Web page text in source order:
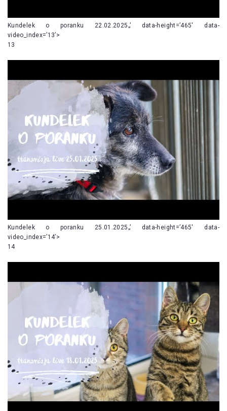
Kundelek o poranku 22.02.2025„’ data-height=’465′ data-
video_index=’13’>
13
Kundelek o poranku 25.01.2025„’ data-height=’465′ data-
video_index=’14’>
14